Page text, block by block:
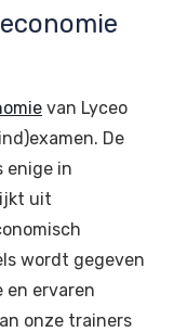
van Lyceo
De
enige in
uit
wordt gegeven
en ervaren
onze trainers